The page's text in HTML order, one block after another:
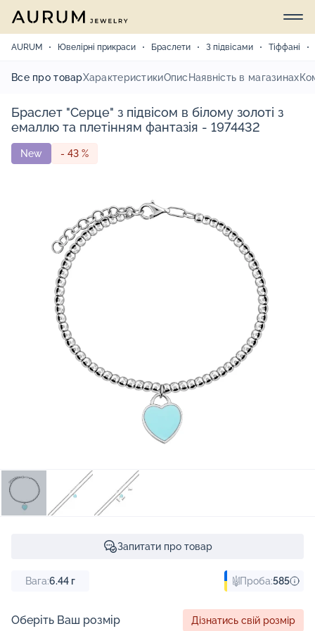
AURUM Ювелірні прикраси Браслети З підвісами Тіффані
Все про товарХарактеристикиОпис Наявність в магазинах
Браслет "Серце" з підвісом в білому золоті з
емаллю та плетінням фантазія - 1974432
New - 43 %
Запитати про товар
Вага:6.44 г Проба:585
Оберіть Ваш розмір Дізнатись свій розмір